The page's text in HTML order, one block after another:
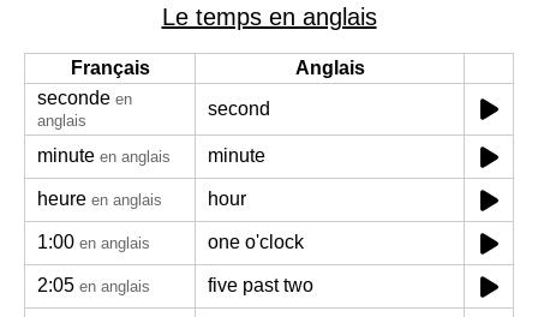
Le temps en anglais
Français
Anglais
seconde en
anglais
second
minute en anglais minute
heure en anglais hour
1:00 en anglais one o'clock
2:05 en anglais five past two